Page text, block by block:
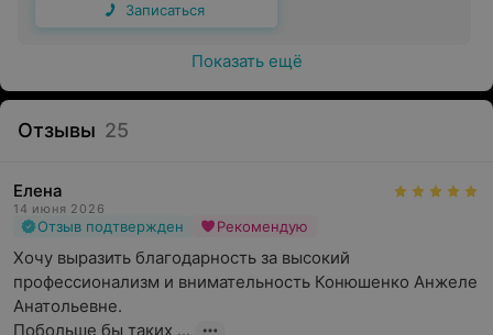
Записаться
Показать ещё
Отзывы 25
Елена
14 июня 2026
Отзыв подтвержден Рекомендую
Хочу выразить благодарность за высокий
профессионализм и внимательность Конюшенко Анжеле
Анатольевне.
Побольше бы таких ...